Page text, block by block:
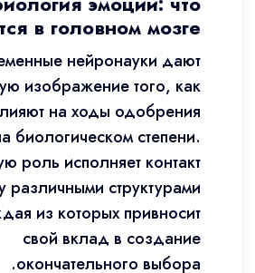
в головном мозге
нейронауки дают
изображение того, как
на ходы одобрения
биологическом степени.
роль исполняет контакт
структурами
из которых привносит
свой вклад в создание
окончательного выбора.